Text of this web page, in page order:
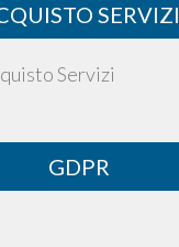
SERVIZI
Servizi
GDPR